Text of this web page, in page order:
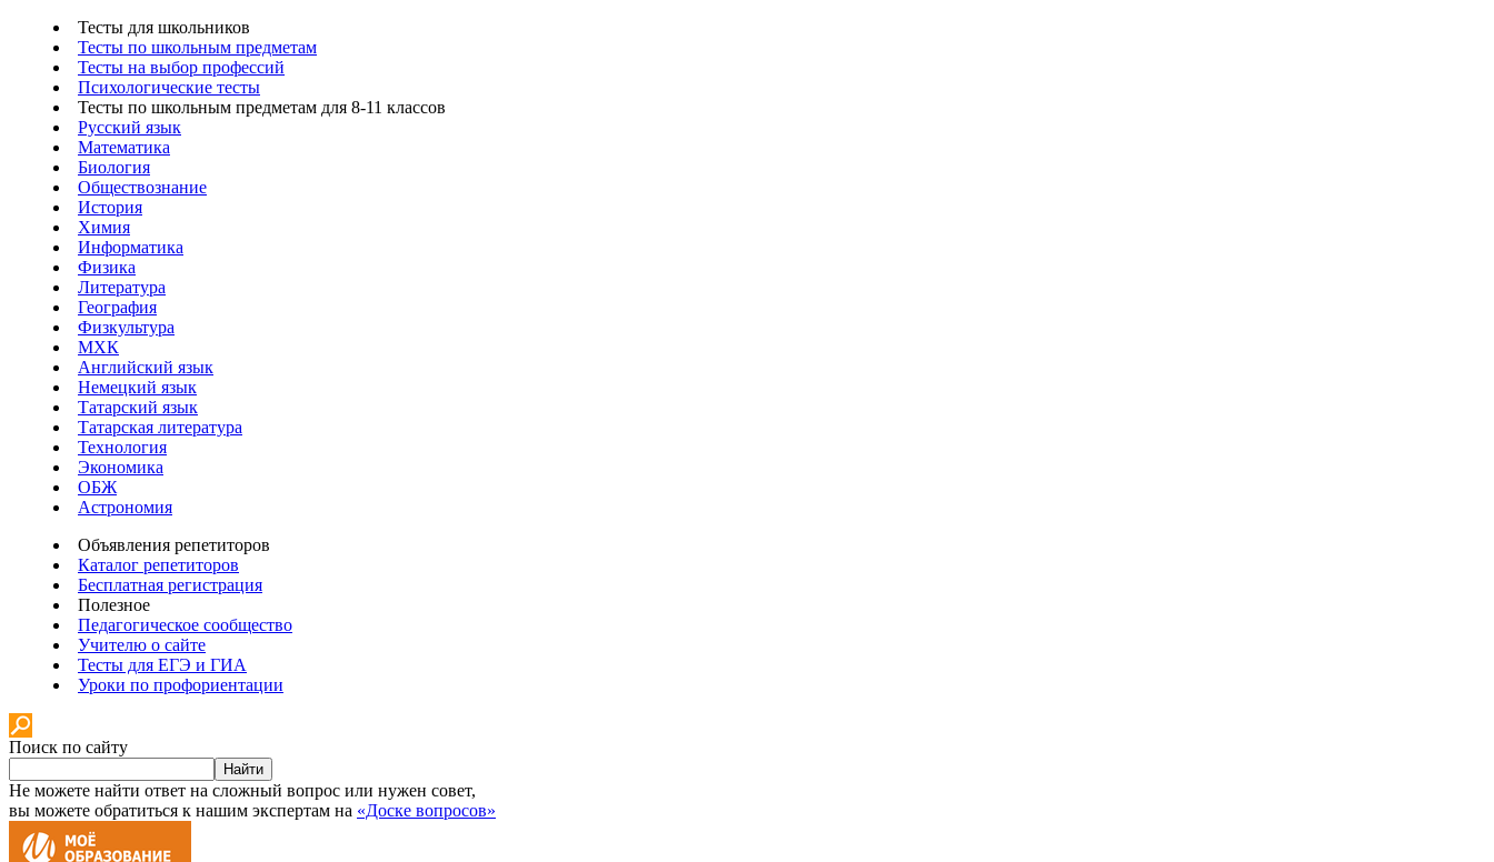
Тесты для школьников
Тесты по школьным предметам
Тесты на выбор профессий
Психологические тесты
Тесты по школьным предметам для 8-11 классов
Русский язык
Математика
Биология
Обществознание
История
Химия
Информатика
Физика
Литература
География
Физкультура
МХК
Английский язык
Немецкий язык
Татарский язык
Татарская литература
Технология
Экономика
ОБЖ
Астрономия
Объявления репетиторов
Каталог репетиторов
Бесплатная регистрация
Полезное
Педагогическое сообщество
Учителю о сайте
Тесты для ЕГЭ и ГИА
Уроки по профориентации
Поиск по сайту
Найти
Не можете найти ответ на сложный вопрос или нужен совет,
вы можете обратиться к нашим экспертам на «Доске вопросов»